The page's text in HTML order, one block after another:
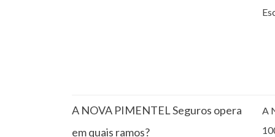
A NOVA PIMENTEL Seguros opera
em quais ramos?
A